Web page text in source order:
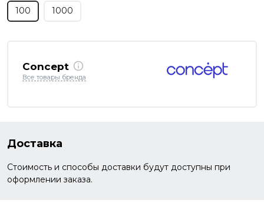
100
1000
Concept
Все товары бренда
Доставка
Стоимость и способы доставки будут доступны при
оформлении заказа.